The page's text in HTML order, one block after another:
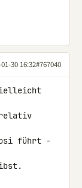
30 16:32#767040
relativ
führt -